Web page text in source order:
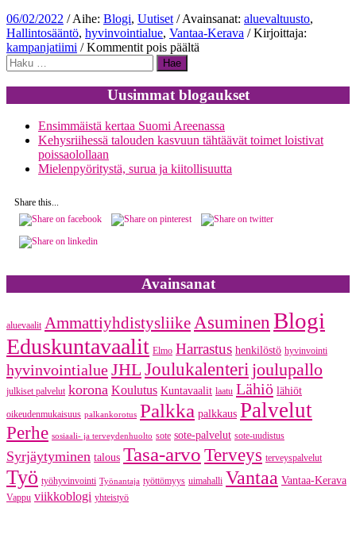
06/02/2022 / Aihe: Blogi, Uutiset / Avainsanat: aluevaltuusto,
Hallintosääntö, hyvinvointialue, Vantaa-Kerava / Kirjoittaja:
kampanjatiimi /Kommentit pois päältä
ja
Vantaan
kumpikin
valtuutettujen
Haku:
Uusimmat blogaukset
Ensimmäistä kertaa Suomi Areenassa
Kehysriihessä talouden kasvuun tähtäävät toimet loistivat
poissaolollaan
Mielenpyöritystä, surua ja kiitollisuutta
Share this...
Avainsanat
aluevaalit AmmattiyhdistysliikeAsuminen Blogi
Eduskuntavaalit Elmo Harrastus henkilöstö hyvinvointi
hyvinvointialueJHLJoulukalenterijoulupallo
julkiset palvelut korona Koulutus Kuntavaalit laatu Lähiö lähiöt
oikeudenmukaisuus palkankorotus Palkka palkkaus Palvelut
Perhe sosiaali- ja terveydenhuolto sote sote-palvelut sote-uudistus
Syrjäytyminen talous Tasa-arvo Terveys terveyspalvelut
Työ työhyvinvointi Työnantaja työttömyys uimahalli Vantaa Vantaa-Kerava
Vappu viikkoblogi yhteistyö